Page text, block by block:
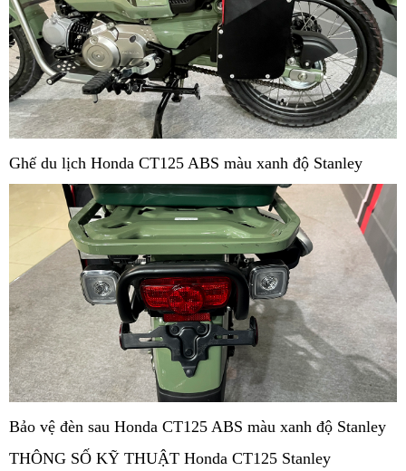
Ghế du lịch Honda CT125 ABS màu xanh độ Stanley
Bảo vệ đèn sau Honda CT125 ABS màu xanh độ Stanley
THÔNG SỐ KỸ THUẬT Honda CT125 Stanley